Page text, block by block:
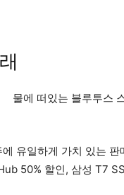
유일하게 가치 있는
50% 할인, 삼성 T7